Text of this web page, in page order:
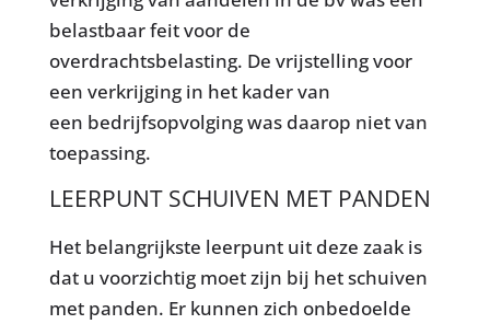
belastbaar feit voor de
overdrachtsbelasting. De vrijstelling voor
een verkrijging in het kader van
een bedrijfsopvolging was daarop niet van
toepassing.
LEERPUNT SCHUIVEN MET PANDEN
Het belangrijkste leerpunt uit deze zaak is
dat u voorzichtig moet zijn bij het schuiven
met panden. Er kunnen zich onbedoelde